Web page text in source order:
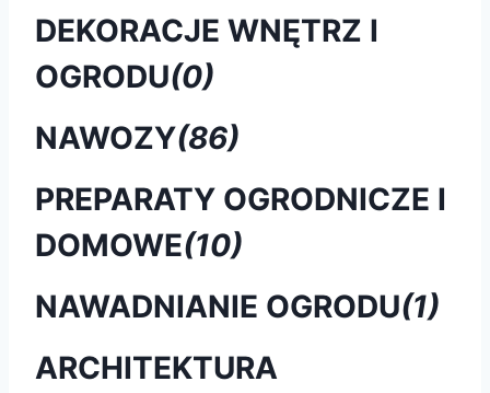
DEKORACJE WNĘTRZ I
OGRODU(0)
NAWOZY(86)
PREPARATY OGRODNICZE I
DOMOWE(10)
NAWADNIANIE OGRODU(1)
ARCHITEKTURA